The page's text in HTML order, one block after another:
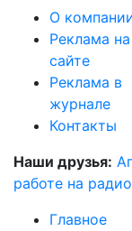
О
Реклама на
сайте
Реклама в
журнале
Контакты
Наши друзья:
работе на радио
Главное